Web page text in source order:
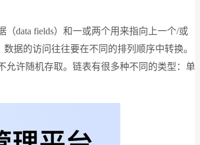
data fields）和一或两个用来指向上一个/或
据的访问往往要在不同的排列顺序中转换。
允许随机存取。链表有很多种不同的类型：单